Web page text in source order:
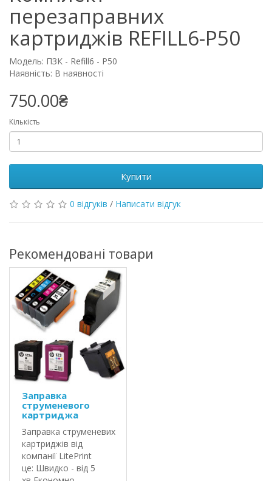
перезаправних
картриджів REFILL6-P50
Модель: ПЗК - Refill6 - P50
Наявність: В наявності
750.00₴
Кількість
Купити
0 відгуків / Написати відгук
Рекомендовані товари
Заправка
струменевого
картриджа
Заправка струменевих
картриджів від
компанії LitePrint
це: Швидко - від 5